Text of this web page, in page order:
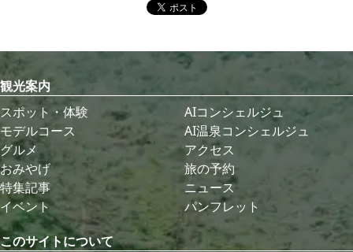
観光案内
スポット・体験
モデルコース
グルメ
おみやげ
特集記事
イベント
AIコンシェルジュ
AI温泉コンシェルジュ
アクセス
旅の予約
ニュース
パンフレット
このサイトについて